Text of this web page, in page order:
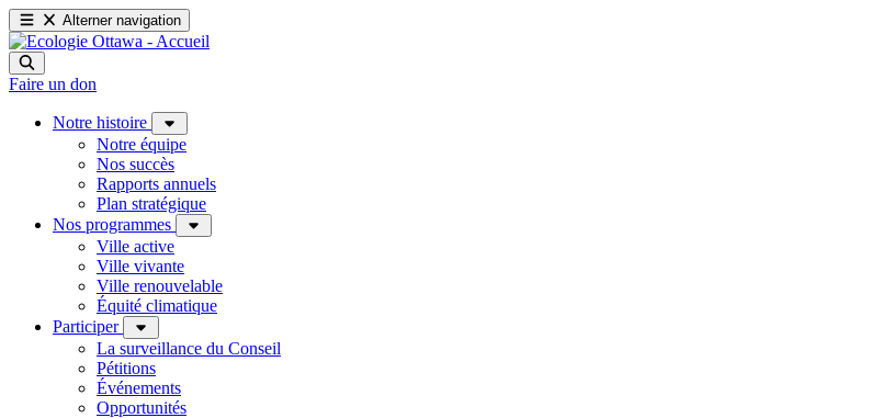
Alterner navigation
Faire un don
Notre histoire
Notre équipe
Nos succès
Rapports annuels
Plan stratégique
Nos programmes
Ville active
Ville vivante
Ville renouvelable
Équité climatique
Participer
La surveillance du Conseil
Pétitions
Événements
Opportunités